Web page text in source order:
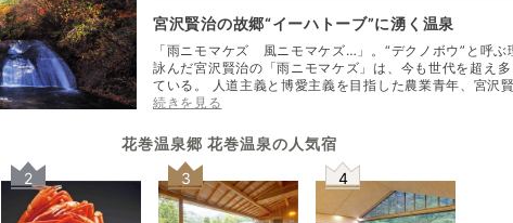
宮沢賢治の故郷“イーハトーブ”に湧く温泉
「雨ニモマケズ 風ニモマケズ…」。“デクノボウ”と呼ぶ
詠んだ宮沢賢治の「雨ニモマケズ」は、今も世代を超え
ている。 人道主義と博愛主義を目指した農業青年、宮沢賢治が“イーハト
ーブ”と名付けた生まれ故郷、岩手県花巻市。その北西部
ーズガーデンを隣接する北東北随一の温泉リゾート地。東
巻ICからも近く、観光拠点としても便利だ。「慾ハナク
ツモシズカニワラッテイル（中略）ソウイウモノニ ワタ
イ」。賢治が愛した故郷とじっくり向き合う旅もよい。
続きを見る
花巻温泉郷 花巻温泉の人気宿
2 3 4